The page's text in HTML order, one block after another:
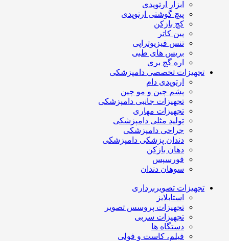
ابزار ارتوپدی
پیچ گوشتی ارتوپدی
کچ بازکن
پین کاتر
تنس فیزیوتراپی
بریس های طبی
اره گچ بری
تجهیزات تخصصی دامپزشکی
ارتوپدی دام
پشم چین و مو چین
تجهیزات جانبی دامپزشکی
تجهیزات مهاری
تولید مثلی دامپزشکی
جراحی دامپزشکی
دندان پزشکی دامپزشکی
دهان بازکن
فورسپس
سوهان دندان
تجهیزات تصویربرداری
استابلایز
تجهیزات پروسس تصویر
تجهیزات سربی
دستگاه ها
فیلم، کاست و فولی